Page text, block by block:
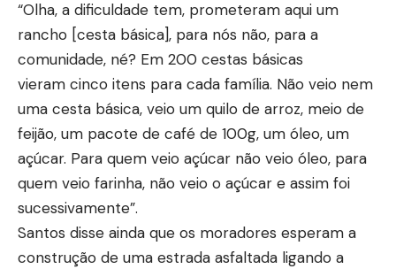
“Olha, a dificuldade tem, prometeram aqui um
rancho [cesta básica], para nós não, para a
comunidade, né? Em 200 cestas básicas
vieram cinco itens para cada família. Não veio nem
uma cesta básica, veio um quilo de arroz, meio de
feijão, um pacote de café de 100g, um óleo, um
açúcar. Para quem veio açúcar não veio óleo, para
quem veio farinha, não veio o açúcar e assim foi
sucessivamente”.
Santos disse ainda que os moradores esperam a
construção de uma estrada asfaltada ligando a